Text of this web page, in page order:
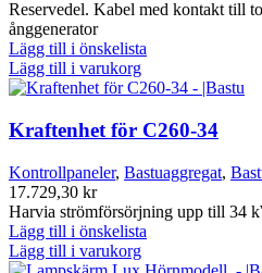
Reservedel. Kabel med kontakt till
ånggenerator
Lägg till i önskelista
Lägg till i varukorg
Kraftenhet för C260-34
Kontrollpaneler, Bastuaggregat,
17.729,30 kr
Harvia strömförsörjning upp till 34
Lägg till i önskelista
Lägg till i varukorg